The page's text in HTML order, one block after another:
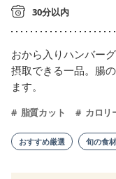
30分以内
おから入りハンバー
摂取できる一品。腸
ます。
脂質カット カロリ
おすすめ厳選 旬の食材